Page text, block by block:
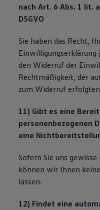
nach Art. 6 Abs. 1 lit.
DSGVO
Sie haben das Recht,
Einwilligungserklärung
den Widerruf der
Rechtmäßigkeit, der
zum Widerruf
11) Gibt es eine
personenbezogenen
eine
Sofern Sie uns
können wir Ihnen
lassen.
12) Findet eine